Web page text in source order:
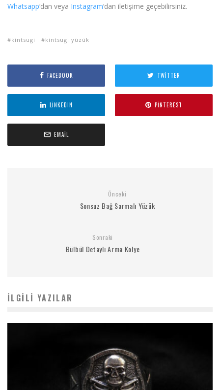
Whatsapp‘dan veya Instagram‘dan iletişime geçebilirsiniz.
kintsugi kintsugi yüzük
FACEBOOK TWITTER
LINKEDIN PINTEREST
EMAIL
Önceki
Sonsuz Bağ Sarmalı Yüzük
Sonraki
Bülbül Detaylı Arma Kolye
İLGILI YAZILAR